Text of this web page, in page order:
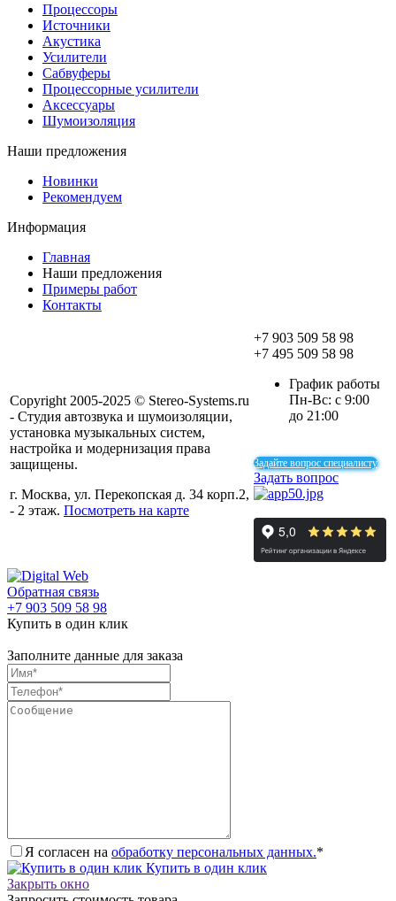
Процессоры
Источники
Акустика
Усилители
Сабвуферы
Процессорные усилители
Аксессуары
Шумоизоляция
Наши предложения
Новинки
Рекомендуем
Информация
Главная
Наши предложения
Примеры работ
Контакты
Copyright 2005-2025 © Stereo-Systems.ru
- Студия автозвука и шумоизоляции,
установка музыкальных систем,
настройка и модернизация права
защищены.
г. Москва, ул. Перекопская д. 34 корп.2,
- 2 этаж. Посмотреть на карте
+7 903 509 58 98
+7 495 509 58 98
График работы
Пн-Вс: с 9:00
до 21:00
Задайте вопрос специалисту
Задать вопрос
Обратная связь
+7 903 509 58 98
Купить в один клик
Заполните данные для заказа
Я согласен на обработку персональных данных.*
Купить в один клик
Закрыть окно